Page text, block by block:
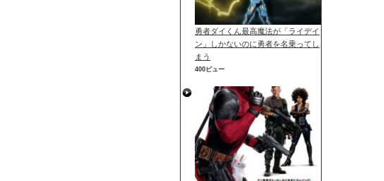
勇者ダイくん最高魔法が「ライデイ
ン」しかないのに勇者を名乗ってし
まう
400ビュー